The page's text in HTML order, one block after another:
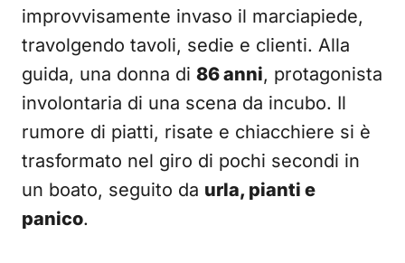
improvvisamente invaso il marciapiede,
travolgendo tavoli, sedie e clienti. Alla
guida, una donna di 86 anni, protagonista
involontaria di una scena da incubo. Il
rumore di piatti, risate e chiacchiere si è
trasformato nel giro di pochi secondi in
un boato, seguito da urla, pianti e
panico.